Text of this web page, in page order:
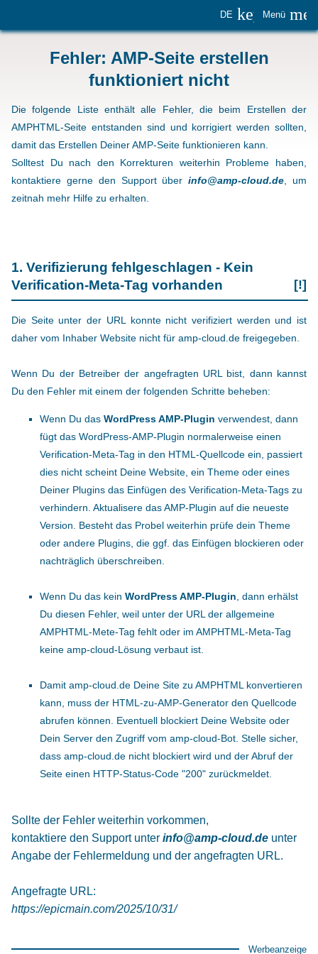
DE Menü
Fehler: AMP-Seite erstellen
funktioniert nicht
Die folgende Liste enthält alle Fehler, die beim Erstellen der
AMPHTML-Seite entstanden sind und korrigiert werden sollten,
damit das Erstellen Deiner AMP-Seite funktionieren kann.
Solltest Du nach den Korrekturen weiterhin Probleme haben,
kontaktiere gerne den Support überinfo@amp-cloud.de, um
zeitnah mehr Hilfe zu erhalten.
1. Verifizierung fehlgeschlagen - Kein
Verification-Meta-Tag vorhanden
[!]
Die Seite unter der URL konnte nicht verifiziert werden und ist
daher vom Inhaber Website nicht für amp-cloud.de freigegeben.
Wenn Du der Betreiber der angefragten URL bist, dann kannst
Du den Fehler mit einem der folgenden Schritte beheben:
Wenn Du das WordPress AMP-Plugin verwendest, dann
fügt das WordPress-AMP-Plugin normalerweise einen
Verification-Meta-Tag in den HTML-Quellcode ein, passiert
dies nicht scheint Deine Website, ein Theme oder eines
Deiner Plugins das Einfügen des Verification-Meta-Tags zu
verhindern. Aktualisere das AMP-Plugin auf die neueste
Version. Besteht das Probel weiterhin prüfe dein Theme
oder andere Plugins, die ggf. das Einfügen blockieren oder
nachträglich überschreiben.
Wenn Du das kein WordPress AMP-Plugin , dann erhälst
Du diesen Fehler, weil unter der URL der allgemeine
AMPHTML-Mete-Tag fehlt oder im AMPHTML-Meta-Tag
keine amp-cloud-Lösung verbaut ist.
Damit amp-cloud.de Deine Site zu AMPHTML konvertieren
kann, muss der HTML-zu-AMP-Generator den Quellcode
abrufen können. Eventuell blockiert Deine Website oder
Dein Server den Zugriff vom amp-cloud-Bot. Stelle sicher,
dass amp-cloud.de nicht blockiert wird und der Abruf der
Seite einen HTTP-Status-Code "200" zurückmeldet.
Sollte der Fehler weiterhin vorkommen,
kontaktiere den Support unter info@amp-cloud.de unter
Angabe der Fehlermeldung und der angefragten URL.
Angefragte URL:
https://epicmain.com/2025/10/31/
Werbeanzeige